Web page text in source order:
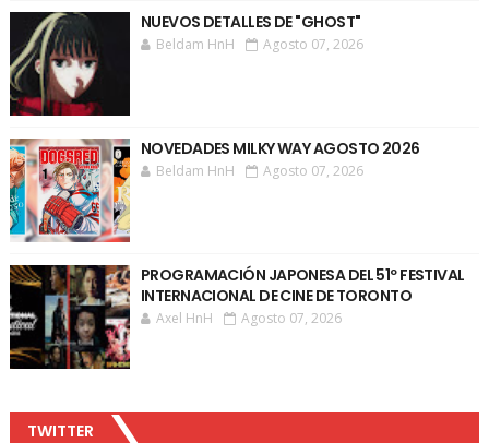
NUEVOS DETALLES DE "GHOST"
Beldam HnH Agosto 07, 2026
NOVEDADES MILKY WAY AGOSTO 2026
Beldam HnH Agosto 07, 2026
PROGRAMACIÓN JAPONESA DEL 51º FESTIVAL
INTERNACIONAL DE CINE DE TORONTO
Axel HnH Agosto 07, 2026
TWITTER